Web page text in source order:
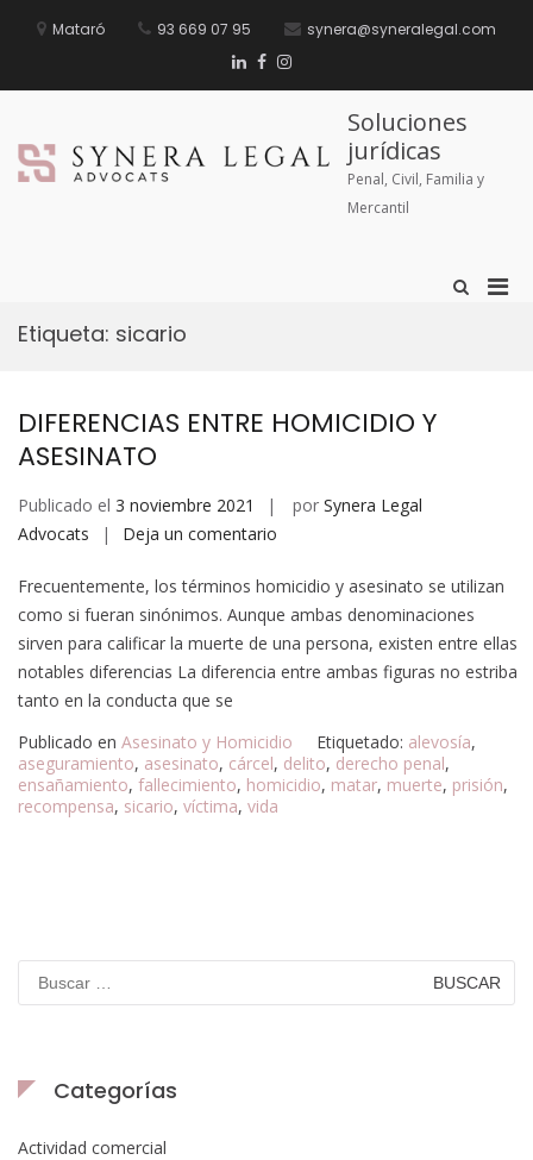
Mataró 93 669 07 95 synera@syneralegal.com
Soluciones
jurídicas
Penal, Civil, Familia y
Mercantil
Etiqueta: sicario
DIFERENCIAS ENTRE HOMICIDIO Y
ASESINATO
Publicado el 3 noviembre 2021 por Synera Legal
Advocats
Deja un comentario
Frecuentemente, los términos homicidio y asesinato se utilizan
como si fueran sinónimos. Aunque ambas denominaciones
sirven para calificar la muerte de una persona, existen entre ellas
notables diferencias La diferencia entre ambas figuras no estriba
tanto en la conducta que se
Publicado en Asesinato y Homicidio Etiquetado: alevosía,
aseguramiento, asesinato, cárcel, delito, derecho penal,
ensañamiento, fallecimiento, homicidio, matar, muerte, prisión,
recompensa, sicario, víctima, vida
Categorías
Actividad comercial